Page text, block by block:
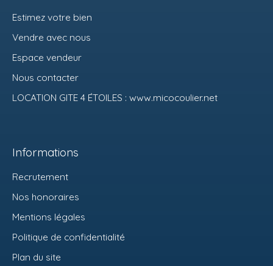
Estimez votre bien
Vendre avec nous
Espace vendeur
Nous contacter
LOCATION GITE 4 ÉTOILES : www.micocoulier.net
Informations
Recrutement
Nos honoraires
Mentions légales
Politique de confidentialité
Plan du site